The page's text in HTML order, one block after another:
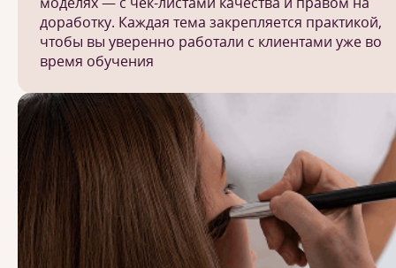
доработку. Каждая тема закрепляется практикой,
чтобы вы уверенно работали с клиентами уже во
время обучения